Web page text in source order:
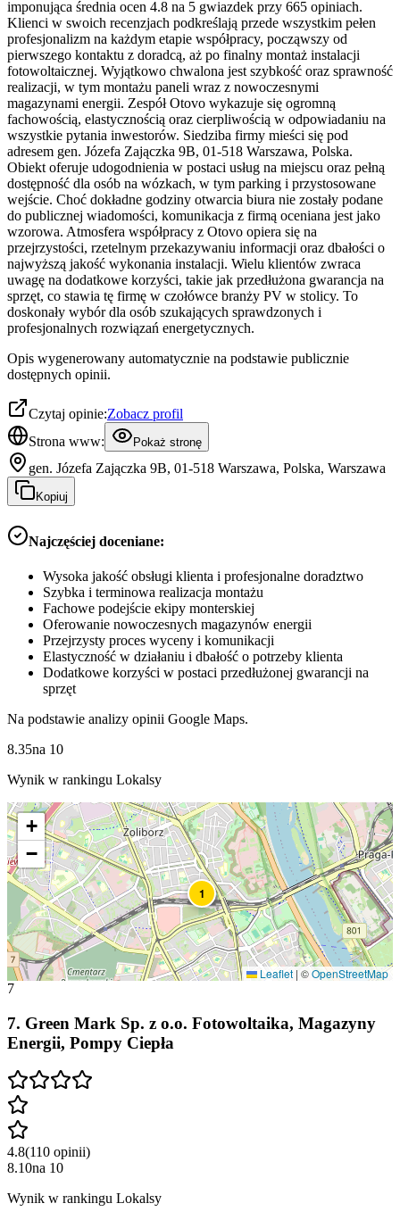
imponująca średnia ocen 4.8 na 5 gwiazdek przy 665 opiniach.
Klienci w swoich recenzjach podkreślają przede wszystkim pełen
profesjonalizm na każdym etapie współpracy, począwszy od
pierwszego kontaktu z doradcą, aż po finalny montaż instalacji
fotowoltaicznej. Wyjątkowo chwalona jest szybkość oraz sprawność
realizacji, w tym montażu paneli wraz z nowoczesnymi
magazynami energii. Zespół Otovo wykazuje się ogromną
fachowością, elastycznością oraz cierpliwością w odpowiadaniu na
wszystkie pytania inwestorów. Siedziba firmy mieści się pod
adresem gen. Józefa Zajączka 9B, 01-518 Warszawa, Polska.
Obiekt oferuje udogodnienia w postaci usług na miejscu oraz pełną
dostępność dla osób na wózkach, w tym parking i przystosowane
wejście. Choć dokładne godziny otwarcia biura nie zostały podane
do publicznej wiadomości, komunikacja z firmą oceniana jest jako
wzorowa. Atmosfera współpracy z Otovo opiera się na
przejrzystości, rzetelnym przekazywaniu informacji oraz dbałości o
najwyższą jakość wykonania instalacji. Wielu klientów zwraca
uwagę na dodatkowe korzyści, takie jak przedłużona gwarancja na
sprzęt, co stawia tę firmę w czołówce branży PV w stolicy. To
doskonały wybór dla osób szukających sprawdzonych i
profesjonalnych rozwiązań energetycznych.
Opis wygenerowany automatycznie na podstawie publicznie
dostępnych opinii.
Czytaj opinie:Zobacz profil
Strona www:
Pokaż stronę
gen. Józefa Zajączka 9B, 01-518 Warszawa, Polska, Warszawa
Kopiuj
Najczęściej doceniane:
Wysoka jakość obsługi klienta i profesjonalne doradztwo
Szybka i terminowa realizacja montażu
Fachowe podejście ekipy monterskiej
Oferowanie nowoczesnych magazynów energii
Przejrzysty proces wyceny i komunikacji
Elastyczność w działaniu i dbałość o potrzeby klienta
Dodatkowe korzyści w postaci przedłużonej gwarancji na
sprzęt
Na podstawie analizy opinii Google Maps.
8.35na 10
Wynik w rankingu Lokalsy
1
+
−
Leaflet | ©OpenStreetMap
7
7. Green Mark Sp. z o.o. Fotowoltaika, Magazyny
Energii, Pompy Ciepła
4.8(110 opinii)
8.10na 10
Wynik w rankingu Lokalsy